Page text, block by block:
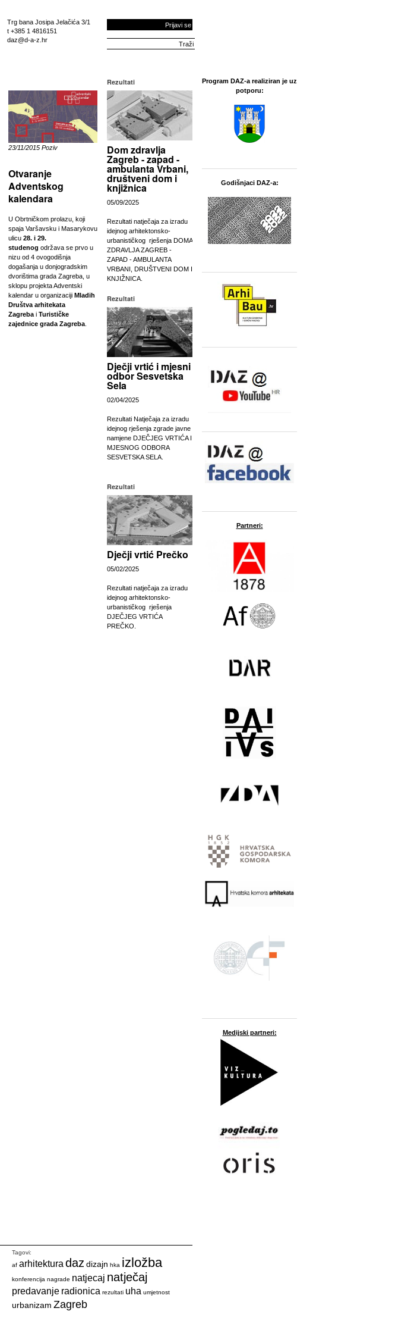
Trg bana Josipa Jelačića 3/1
t +385 1 4816151
daz@d-a-z.hr
Prijavi se
23/11/2015 Poziv
Otvaranje
Adventskog
kalendara
U Obrtničkom prolazu, koji
spaja Varšavsku i Masarykovu
ulicu 28. i 29.
studenog održava se prvo u
nizu od 4 ovogodišnja
dogašanja u donjogradskim
dvorištima grada Zagreba, u
sklopu projekta Adventski
kalendar u organizaciji Mladih
Društva arhitekata
Zagreba i Turističke
zajednice grada Zagreba
Rezultati
Dom zdravlja
Zagreb - zapad -
ambulanta Vrbani,
društveni dom i
knjižnica
05/09/2025
Rezultati natječaja za izradu
idejnog arhitektonsko-
urbanističkog rješenja DOMA
ZDRAVLJA ZAGREB -
ZAPAD - AMBULANTA
VRBANI, DRUŠTVENI DOM I
KNJIŽNICA.
Rezultati
Dječji vrtić i mjesni
odbor Sesvetska
Sela
02/04/2025
Rezultati Natječaja za izradu
idejnog rješenja zgrade javne
namjene DJEČJEG VRTIĆA I
MJESNOG ODBORA
SESVETSKA SELA.
Rezultati
Dječji vrtić Prečko
05/02/2025
Rezultati natječaja za izradu
idejnog arhitektonsko-
urbanističkog rješenja
DJEČJEG VRTIĆA
PREČKO.
Program DAZ-a realiziran je uz
potporu:
Godišnjaci DAZ-a:
Partneri:
Medijski partneri:
Tagovi:
af arhitektura daz dizajn hka izložba
konferencija nagrade natjecaj natječaj
predavanje radionica rezultati uha umjetnost
urbanizam Zagreb